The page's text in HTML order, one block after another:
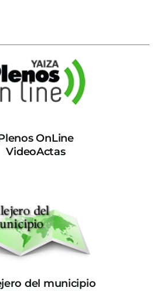
OnLine
VideoActas
del municipio